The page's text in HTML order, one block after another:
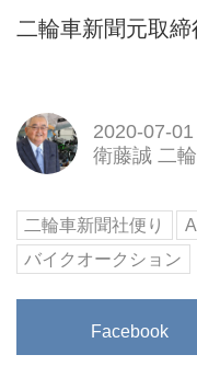
二輪車新聞元取
2020-07-01
衛藤誠 二
二輪車新聞社便り
バイクオークション
Facebook